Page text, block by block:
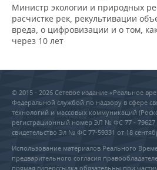
Министр экологии и природных
расчистке рек, рекультивации
вреда, о цифровизации и о том,
через 10 лет
© 2015 - 2026 Сетевое издание «Реальное
Федеральной службой по надзору в сфере
технологий и массовых коммуникаций
регистрационный номер ЭЛ № ФС 77 - 79627
свидетельство Эл № ФС 77-59331 от 18
Использование материалов Реального
предварительного согласия
прямая гиперссылка обязательны при